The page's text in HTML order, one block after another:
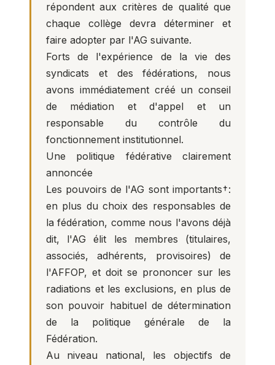
répondent aux critères de qualité que
chaque collège devra déterminer et
faire adopter par l'AG suivante.
Forts de l'expérience de la vie des
syndicats et des fédérations, nous
avons immédiatement créé un conseil
de médiation et d'appel et un
responsable du contrôle du
fonctionnement institutionnel.
Une politique fédérative clairement
annoncée
Les pouvoirs de l'AG sont importants†:
en plus du choix des responsables de
la fédération, comme nous l'avons déjà
dit, l'AG élit les membres (titulaires,
associés, adhérents, provisoires) de
l'AFFOP, et doit se prononcer sur les
radiations et les exclusions, en plus de
son pouvoir habituel de détermination
de la politique générale de la
Fédération.
Au niveau national, les objectifs de